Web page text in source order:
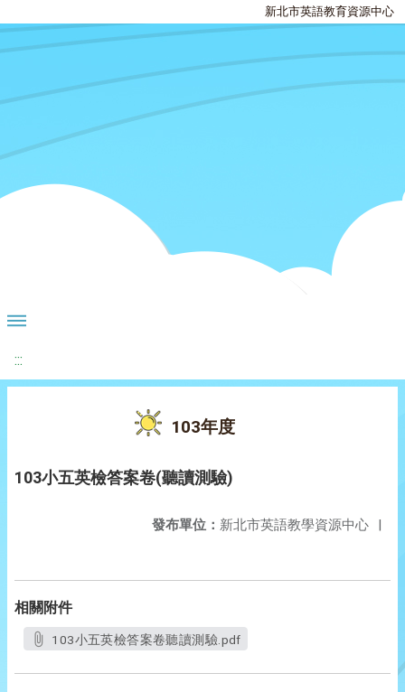
新北市英語教育資源中心
:::
103年度
103小五英檢答案卷(聽讀測驗)
發布單位： 新北市英語教學資源中心 |
相關附件
103小五英檢答案卷聽讀測驗.pdf